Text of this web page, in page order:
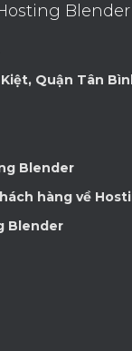
Blender
Quận Tân
Blender
hàng về
Blender